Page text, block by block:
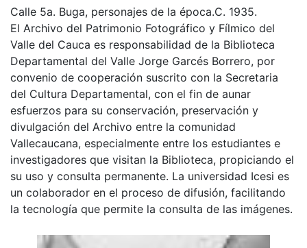
Calle 5a. Buga, personajes de la época.C. 1935.
El Archivo del Patrimonio Fotográfico y Fílmico del
Valle del Cauca es responsabilidad de la Biblioteca
Departamental del Valle Jorge Garcés Borrero, por
convenio de cooperación suscrito con la Secretaria
del Cultura Departamental, con el fin de aunar
esfuerzos para su conservación, preservación y
divulgación del Archivo entre la comunidad
Vallecaucana, especialmente entre los estudiantes e
investigadores que visitan la Biblioteca, propiciando el
su uso y consulta permanente. La universidad Icesi es
un colaborador en el proceso de difusión, facilitando
la tecnología que permite la consulta de las imágenes.